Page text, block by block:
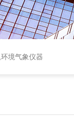
境气象仪器